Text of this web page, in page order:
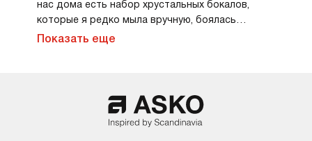
нас дома есть набор хрустальных бокалов,
которые я редко мыла вручную, боялась
поцарапать. Здесь есть отдельная программа
электричества тратится, но качество мойки
отличное. Управление понятное до смешного,
все логично и без сложных меню. Плюс фасад
Показать еще